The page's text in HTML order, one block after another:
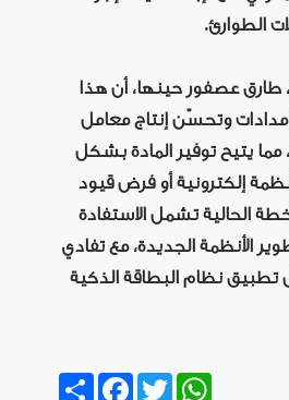
الطوارئ.
طارق عصفور حينها، أن هذا
وتحسّن إنتاج معامل
مما يتيح توفير المادة بشكل
إلكترونية أو فرض قيود
الحالية تشمل الاستفادة
الأنظمة الجديدة، مع تفادي
نظام البطاقة الذكية
Share
FacebookTwitter
WhatsApp